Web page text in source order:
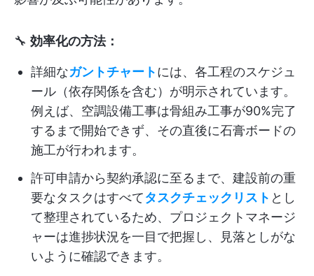
🔧 効率化の方法：
詳細なガントチャートには、各工程のスケジュ
ール（依存関係を含む）が明示されています。
例えば、空調設備工事は骨組み工事が90%完了
するまで開始できず、その直後に石膏ボードの
施工が行われます。
許可申請から契約承認に至るまで、建設前の重
要なタスクはすべてタスクチェックリスト とし
て整理されているため、プロジェクトマネージ
ャーは進捗状況を一目で把握し、見落としがな
いように確認できます。